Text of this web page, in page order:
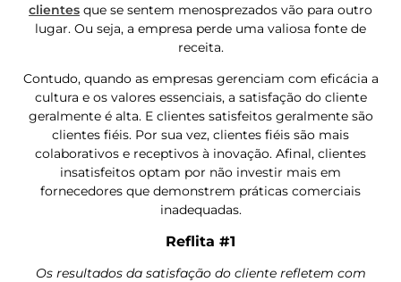
clientes que se sentem menosprezados vão para outro
lugar. Ou seja, a empresa perde uma valiosa fonte de
receita.
Contudo, quando as empresas gerenciam com eficácia a
cultura e os valores essenciais, a satisfação do cliente
geralmente é alta. E clientes satisfeitos geralmente são
clientes fiéis. Por sua vez, clientes fiéis são mais
colaborativos e receptivos à inovação. Afinal, clientes
insatisfeitos optam por não investir mais em
fornecedores que demonstrem práticas comerciais
inadequadas.
Reflita #1
Os resultados da satisfação do cliente refletem com